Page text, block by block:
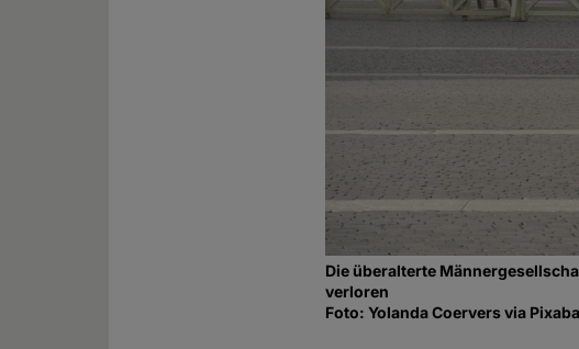
Die überalterte
verloren
Foto: Yolanda Coervers via